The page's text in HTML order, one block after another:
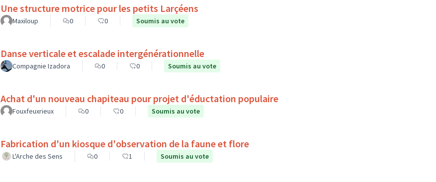
Une structure motrice pour les petits Larçéens
Maxiloup 0 0 Soumis au vote
Danse verticale et escalade intergénérationnelle
Compagnie Izadora 0 0 Soumis au vote
Achat d'un nouveau chapiteau pour projet d'éductation populaire
Fouxfeuxrieux 0 0 Soumis au vote
Fabrication d'un kiosque d'observation de la faune et flore
L'Arche des Sens 0 1 Soumis au vote